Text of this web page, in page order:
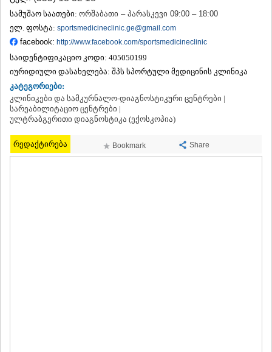
ᲗᲔᲠᲯᲝᲚᲐ
ᲡᲐᲛᲢᲠᲔᲓᲘᲐ
ᲡᲐᲩᲮᲔᲠᲔ
ᲢᲧᲘᲑᲣᲚᲘ
ᲥᲣᲗᲐᲘᲡᲘ
ᲬᲧᲐᲚᲢᲣᲑᲝ
ᲭᲘᲐᲗᲣᲠᲐ
ᲮᲐᲠᲐᲒᲐᲣᲚᲘ
ᲮᲝᲜᲘ
ᲙᲐᲮᲔᲗᲘ
ᲒᲣᲠᲯᲐᲐᲜᲘ
ᲓᲔᲓᲝᲤᲚᲘᲡᲬᲧᲐᲠᲝ
სამუშაო საათები: ორშაბათი – პარასკევი 09:00 – 18:00
ელ. ფოსტა: sportsmedicineclinic.ge@gmail.com
facebook: http://www.facebook.com/sportsmedicineclinic
საიდენტიფიკაციო კოდი: 405050199
იურიდიული დასახელება: შპს სპორტული მედიცინის კლინიკა
კატეგორიები:
კლინიკები და სამკურნალო-დიაგნოსტიკური ცენტრები |
სარეაბილიტაციო ცენტრები |
ულტრაბგერითი დიაგნოსტიკა (ექოსკოპია)
რედაქტირება Bookmark Share